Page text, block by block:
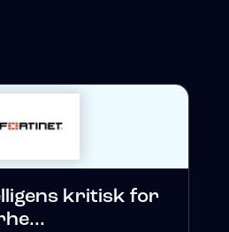
kritisk for